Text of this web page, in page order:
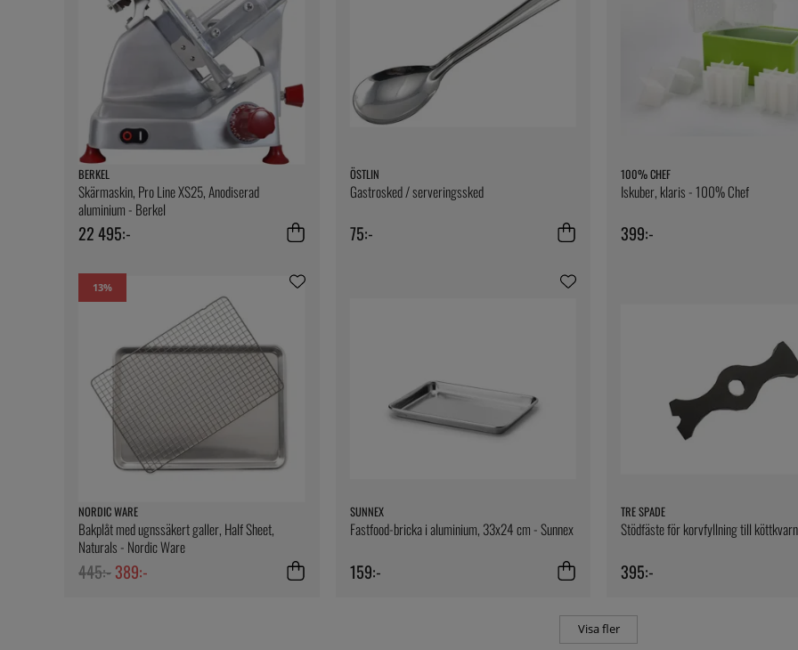
BERKEL
Skärmaskin, Pro Line XS25, Anodiserad
aluminium - Berkel
22 495:-
ÖSTLIN
Gastrosked / serveringssked
75:-
100% CHEF
Iskuber, klaris - 100% Chef
399:-
13%
NORDIC WARE
Bakplåt med ugnssäkert galler, Half Sheet,
Naturals - Nordic Ware
445:-389:-
SUNNEX
Fastfood-bricka i aluminium, 33x24 cm - Sunnex
159:-
TRE SPADE
Stödfäste för korvfyllning till
395:-
Visa fler